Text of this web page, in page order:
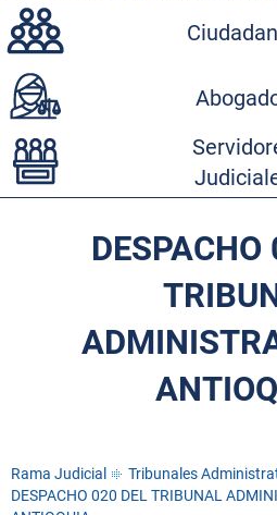
Rama Judicial
Tribunales
DESPACHO 020 DEL TRIBUNAL